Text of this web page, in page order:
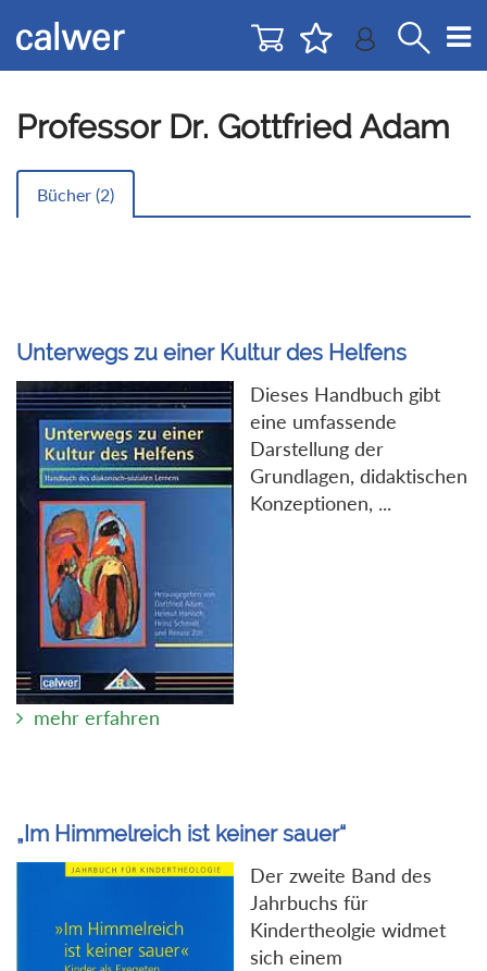
zur
Navigation
zum
Inhalt
Professor Dr. Gottfried Adam
Bücher (2)
Unterwegs zu einer Kultur des Helfens
Dieses Handbuch gibt
eine umfassende
Darstellung der
Grundlagen, didaktischen
Konzeptionen, ...
mehr erfahren
„Im Himmelreich ist keiner sauer“
Der zweite Band des
Jahrbuchs für
Kindertheolgie widmet
sich einem